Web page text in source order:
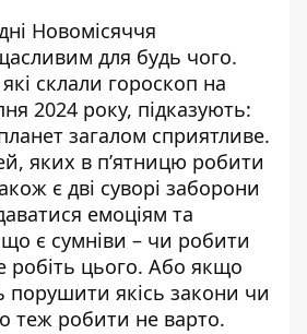
Новомісяччя
для будь чого.
склали гороскоп на
2024 року, підказують:
загалом сприятливе.
яких в п’ятницю робити
є дві суворі заборони
емоціям та
є сумніви – чи робити
робіть цього. Або якщо
порушити якісь закони чи
теж робити не варто.